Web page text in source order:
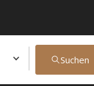
Suchen